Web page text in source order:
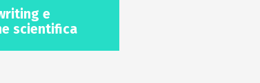
e
scientifica